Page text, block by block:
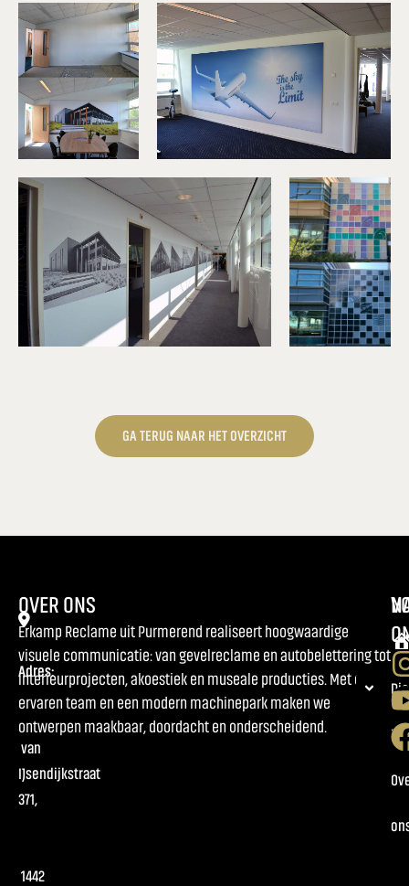
GA TERUG NAAR HET OVERZICHT
Adres:
van
IJsendijkstraat
371,
1442
OVER ONS
Erkamp Reclame uit Purmerend realiseert hoogwaardige
visuele communicatie: van gevelreclame en autobelettering tot
interieurprojecten, akoestiek en museale producties. Met een
ervaren team en een modern machinepark maken we
ontwerpen maakbaar, doordacht en onderscheidend.